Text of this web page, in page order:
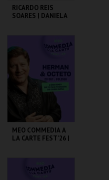
RICARDO REIS
SOARES | DANIELA
MAIS INFO
COMPRAR
MEO COMMEDIA A
LA CARTE FEST'26 |